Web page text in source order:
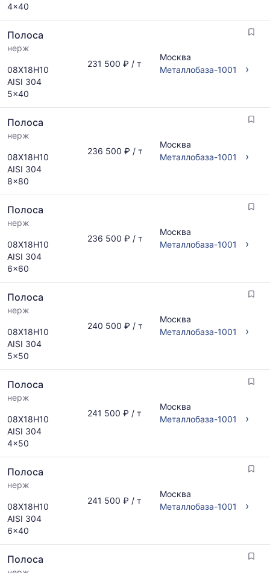
последний
рассчитывается
по
предложениям
и
обновляется
по
мере
обновления
листов.
ГОСТ,
размеров
поставщиков
запросу
4x40
Полоса
нерж
08Х18Н10
AISI 304
5x40
231 500 ₽ / т
Москва
Металлобаза-1001
›
Полоса
нерж
08Х18Н10
AISI 304
8x80
236 500 ₽ / т
Москва
Металлобаза-1001
›
Полоса
нерж
08Х18Н10
AISI 304
6x60
236 500 ₽ / т
Москва
Металлобаза-1001
›
Полоса
нерж
08Х18Н10
AISI 304
5x50
240 500 ₽ / т
Москва
Металлобаза-1001
›
Полоса
нерж
08Х18Н10
AISI 304
4x50
241 500 ₽ / т
Москва
Металлобаза-1001
›
Полоса
нерж
08Х18Н10
AISI 304
6x40
241 500 ₽ / т
Москва
Металлобаза-1001
›
Полоса